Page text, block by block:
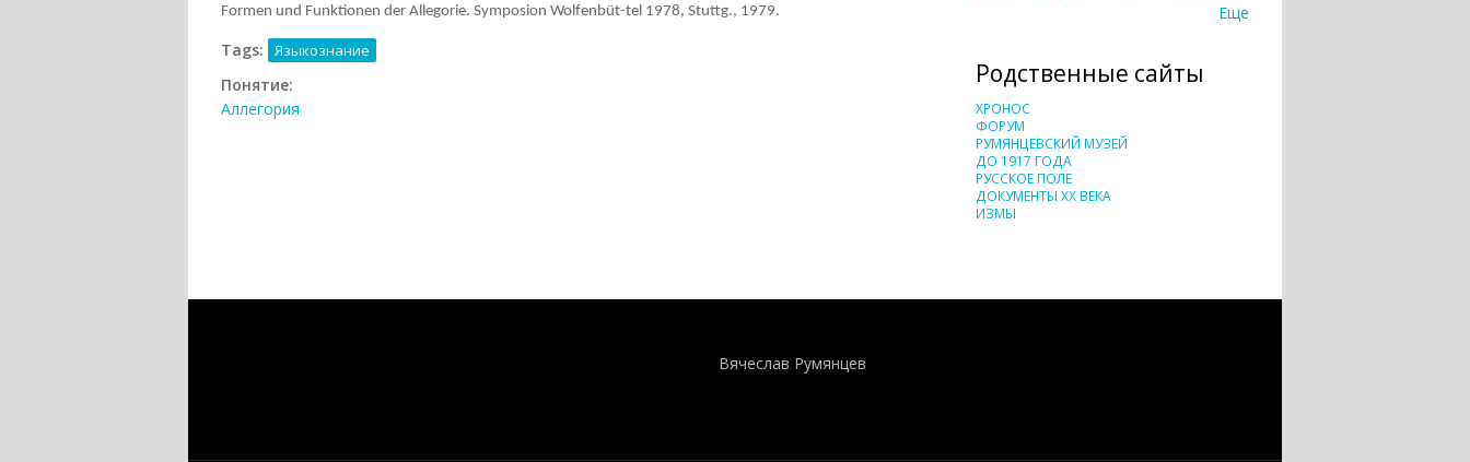
Formen und Funktionen der Allegorie. Symposion Wolfenbüt-tel 1978, Stuttg., 1979.
Tags: Языкознание
Понятие:
Аллегория
Еще
Родственные сайты
ХРОНОС
ФОРУМ
РУМЯНЦЕВСКИЙ МУЗЕЙ
ДО 1917 ГОДА
РУССКОЕ ПОЛЕ
ДОКУМЕНТЫ XX ВЕКА
ИЗМЫ
Вячеслав Румянцев